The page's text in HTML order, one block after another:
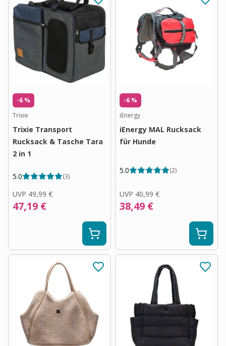
-6 %
Trixie
Trixie Transport
Rucksack & Tasche Tara
2 in 1
5.0 (3)
UVP 49,99 €
47,19 €
-6 %
iEnergy
iEnergy MAL Rucksack
für Hunde
5.0 (2)
UVP 40,99 €
38,49 €